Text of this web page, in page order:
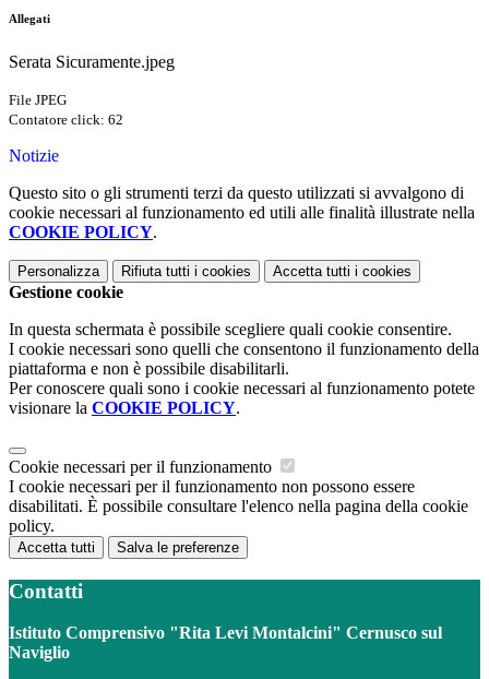
Allegati
Serata Sicuramente.jpeg
File JPEG
Contatore click: 62
Notizie
Questo sito o gli strumenti terzi da questo utilizzati si avvalgono di
cookie necessari al funzionamento ed utili alle finalità illustrate nella
COOKIE POLICY.
Personalizza Rifiuta tutti i cookies Accetta tutti i cookies
Gestione cookie
In questa schermata è possibile scegliere quali cookie consentire.
I cookie necessari sono quelli che consentono il funzionamento della
piattaforma e non è possibile disabilitarli.
Per conoscere quali sono i cookie necessari al funzionamento potete
visionare la COOKIE POLICY.
Cookie necessari per il funzionamento
I cookie necessari per il funzionamento non possono essere
disabilitati. È possibile consultare l'elenco nella pagina della cookie
policy.
Accetta tutti Salva le preferenze
Contatti
Istituto Comprensivo "Rita Levi Montalcini" Cernusco sul
Naviglio